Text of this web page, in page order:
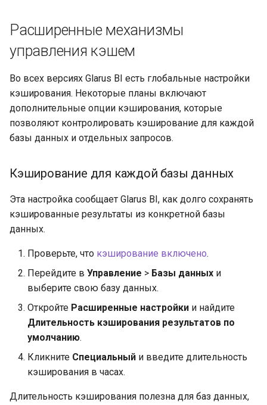
Расширенные механизмы
управления кэшем
Во всех версиях Glarus BI есть глобальные настройки
кэширования. Некоторые планы включают
дополнительные опции кэширования, которые
позволяют контролировать кэширование для каждой
базы данных и отдельных запросов.
Кэширование для каждой базы данных
Эта настройка сообщает Glarus BI, как долго сохранять
кэшированные результаты из конкретной базы
данных.
Проверьте, что кэширование включено.
Перейдите в Управление > Базы данных и
выберите свою базу данных.
Откройте Расширенные настройки и найдите
Длительность кэширования результатов по
умолчанию.
Кликните Специальный и введите длительность
кэширования в часах.
Длительность кэширования полезна для баз данных,